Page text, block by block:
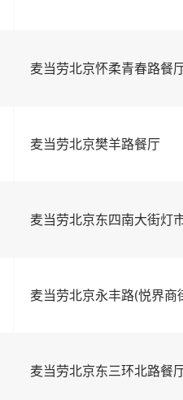
麦当劳北京怀柔青春路餐
麦当劳北京樊羊路餐厅
麦当劳北京东四南大街灯
麦当劳北京永丰路(悦界商
麦当劳北京东三环北路餐